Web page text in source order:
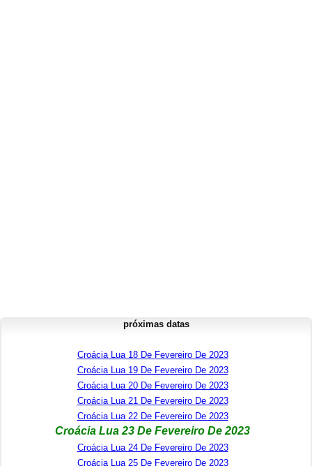
próximas datas
Croácia Lua 18 De Fevereiro De 2023
Croácia Lua 19 De Fevereiro De 2023
Croácia Lua 20 De Fevereiro De 2023
Croácia Lua 21 De Fevereiro De 2023
Croácia Lua 22 De Fevereiro De 2023
Croácia Lua 23 De Fevereiro De 2023
Croácia Lua 24 De Fevereiro De 2023
Croácia Lua 25 De Fevereiro De 2023